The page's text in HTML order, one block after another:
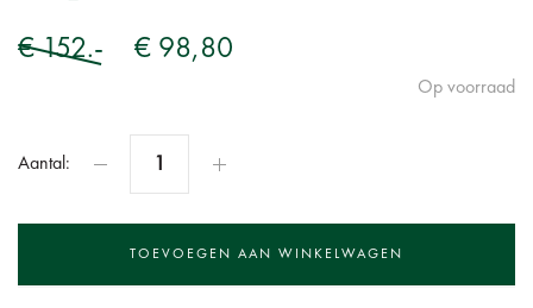
€ 152.- € 98,80
Op voorraad
Aantal: